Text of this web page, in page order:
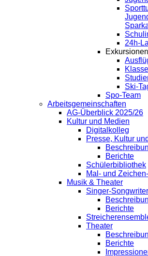
24h-
Ski-
Spo-Team
Arbeitsgemeinschaften
AG-Überblick 2025/26
Kultur und Medien
Digitalkolleg
Presse, Kultur
Berichte
Schülerbibliothek
Mal- und
Musik & Theater
Singer-Songwriter
Berichte
Theater
Berichte